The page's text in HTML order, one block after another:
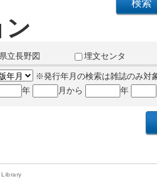
ン
県立長野図
埋文センタ
※発行年月の検索は雑誌のみ対
年
月から 年